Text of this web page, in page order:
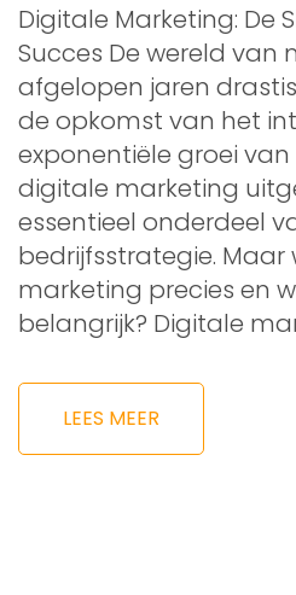
Digitale Marketing: De
Succes De wereld van
afgelopen jaren
de opkomst van het
exponentiële groei
digitale marketing
essentieel onderdeel
bedrijfsstrategie. Maar
marketing precies en
belangrijk? Digitale
LEES MEER